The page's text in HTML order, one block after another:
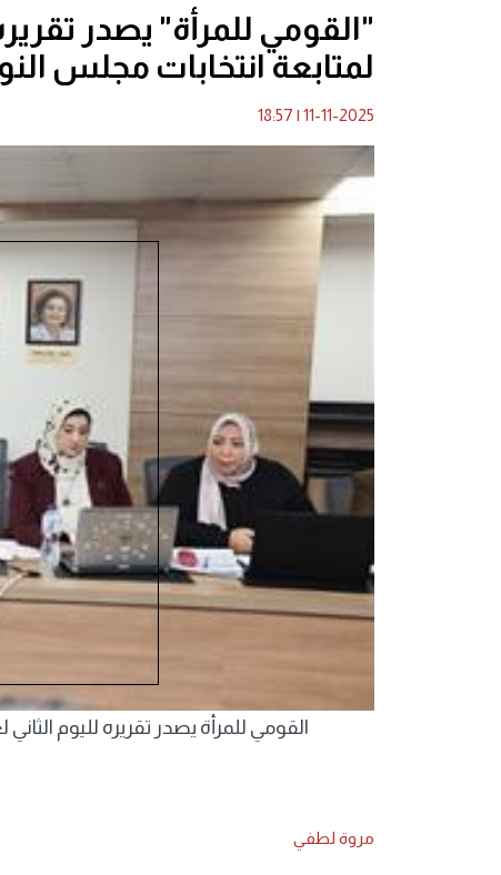
"القومي للمرأة" يصدر
لمتابعة انتخابات مجلس النواب
11-11-2025
|
18:57
القومي للمرأة يصدر تقريره لليوم الثاني
مروة لطفي